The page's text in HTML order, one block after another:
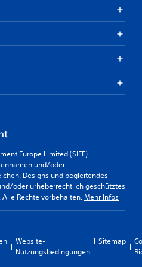
Europe Limited (SIEE)
und/oder
Designs und begleitendes
oder urheberrechtlich geschütztes
Rechte vorbehalten. Mehr Infos
Website-
Nutzungsbedingungen
Sitemap